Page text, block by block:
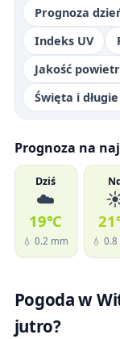
Prognoza
Indeks UV
Jakość
Święta i
Prognoza na
Dziś
☁️
19℃
💧 0.2 mm 💧
Pogoda w
jutro?